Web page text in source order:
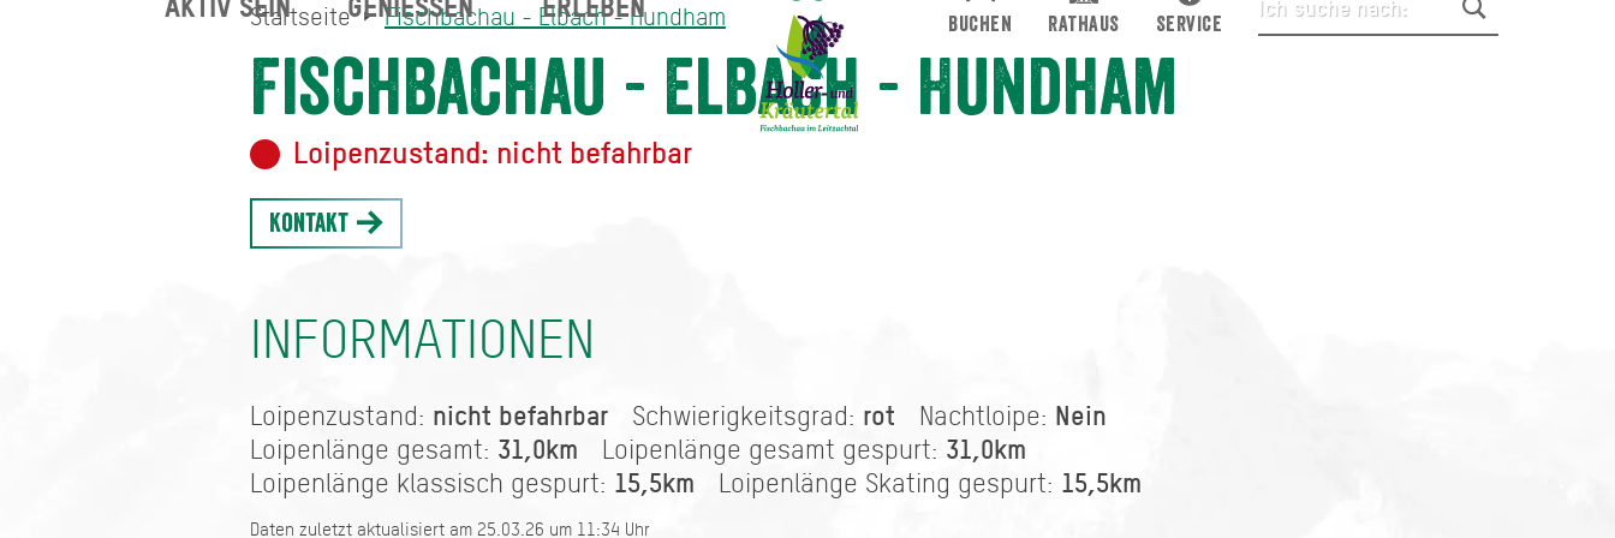
Startseite Fischbachau - Elbach - Hundham
Fischbachau - Elbach - Hundham
Loipenzustand: nicht befahrbar
Kontakt
INFORMATIONEN
Loipenzustand: nicht befahrbar Schwierigkeitsgrad: rot Nachtloipe: Nein
Loipenlänge gesamt: 31,0km Loipenlänge gesamt gespurt: 31,0km
Loipenlänge klassisch gespurt: 15,5km Loipenlänge Skating gespurt: 15,5km
Daten zuletzt aktualisiert am 25.03.26 um 11:34 Uhr
Fischbachau - Elbach - Hundham
AKTIV SEIN GENIESSEN ERLEBEN
BUCHEN RATHAUS SERVICE
Suche abschicken